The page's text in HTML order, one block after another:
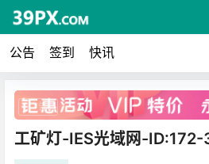
公告 签到 快讯
广告
工矿灯-IES光域网-ID:172-